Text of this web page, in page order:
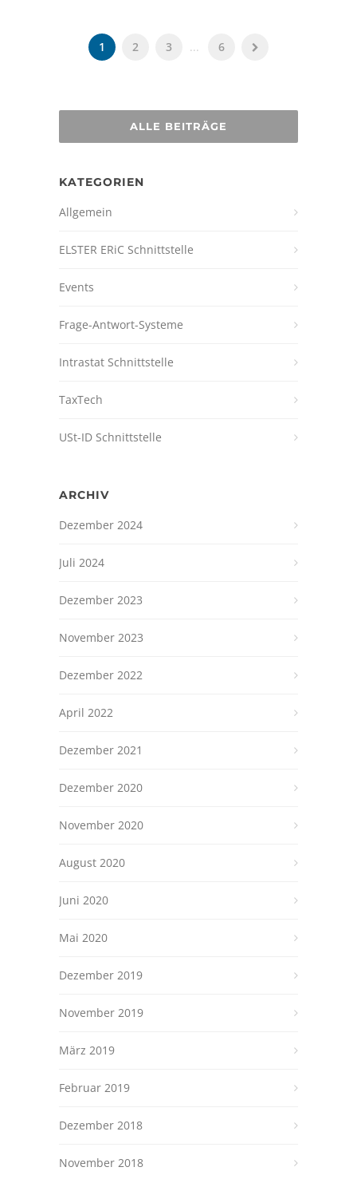
1 2 3 ... 6
ALLE BEITRÄGE
KATEGORIEN
Allgemein
ELSTER ERiC Schnittstelle
Events
Frage-Antwort-Systeme
Intrastat Schnittstelle
TaxTech
USt-ID Schnittstelle
ARCHIV
Dezember 2024
Juli 2024
Dezember 2023
November 2023
Dezember 2022
April 2022
Dezember 2021
Dezember 2020
November 2020
August 2020
Juni 2020
Mai 2020
Dezember 2019
November 2019
März 2019
Februar 2019
Dezember 2018
November 2018